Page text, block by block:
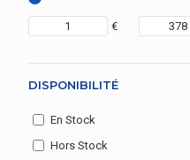
€
DISPONIBILITÉ
En Stock
Hors Stock